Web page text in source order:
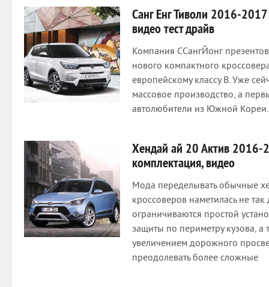
Санг Енг Тиволи 2016-
видео тест драйв
Компания ССангЙонг
нового компактного
европейскому классу В. Уже
массовое производство, а
автолюбители из Южной Кореи.
Хендай ай 20 Актив 2016-
комплектация, видео
Мода переделывать обычные
кроссоверов наметилась не
ограничиваются простой
защиты по периметру кузова, а
увеличением дорожного
преодолевать более сложные